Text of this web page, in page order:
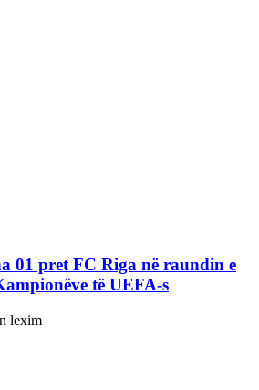
01 pret FC Riga në raundin e
të UEFA-s
lexim